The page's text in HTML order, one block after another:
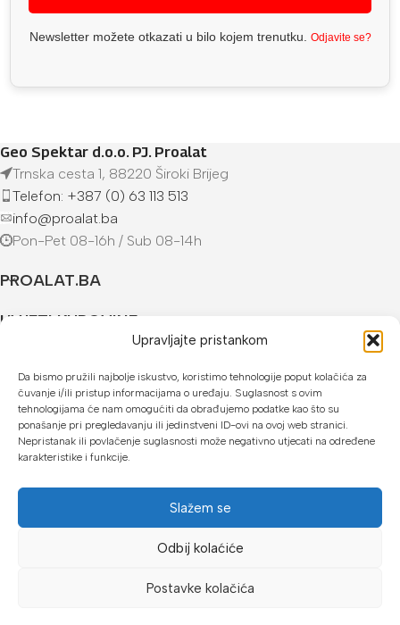
Upravljajte pristankom
Da bismo pružili najbolje iskustvo, koristimo tehnologije poput kolačića za
čuvanje i/ili pristup informacijama o uređaju. Suglasnost s ovim
tehnologijama će nam omogućiti da obrađujemo podatke kao što su
ponašanje pri pregledavanju ili jedinstveni ID-ovi na ovoj web stranici.
Nepristanak ili povlačenje suglasnosti može negativno utjecati na određene
karakteristike i funkcije.
Slažem se
Odbij kolaćiće
Postavke kolačića
Newsletter možete otkazati u bilo kojem trenutku. Odjavite se?
Geo Spektar d.o.o. PJ. Proalat
Trnska cesta 1, 88220 Široki Brijeg
Telefon: +387 (0) 63 113 513
info@proalat.ba
Pon-Pet 08-16h / Sub 08-14h
PROALAT.BA
UVJETI KUPOVINE
U našoj web trgovini možete platiti:
Kreditnim karticama jednokratno ili do 24 rate
Gotovinom prilikom preuzimanja
Mikrofin do 18 rata
Copyright © 2026 Proalat.ba